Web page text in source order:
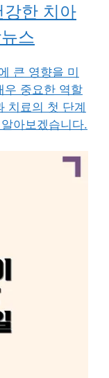
한 치아
스
큰 영향을 미
우 중요한 역할
치료의 첫 단계
아보겠습니다.